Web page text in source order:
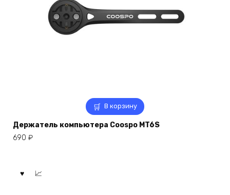
В корзину
Держатель компьютера Coospo MT6S
690 ₽